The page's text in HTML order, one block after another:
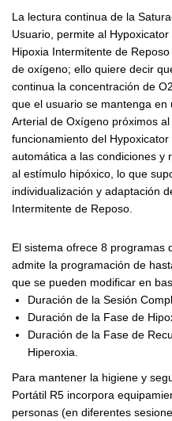
La lectura continua de la
Usuario, permite al
Hipoxia Intermitente de
de oxígeno; ello quiere decir
continua la concentración de
que el usuario se mantenga en
Arterial de Oxígeno próximos
funcionamiento del
automática a las condiciones y
al estímulo hipóxico, lo que
individualización y adaptación
Intermitente de Reposo.
El sistema ofrece 8 programas
admite la programación de
que se pueden modificar en
Duración de la Sesión
Duración de la Fase de
Duración de la Fase de
Hiperoxia.
Para mantener la higiene y
Portátil R5 incorpora
personas (en diferentes